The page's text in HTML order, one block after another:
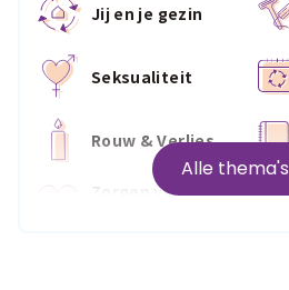
Jij en je gezin
Seksualiteit
Rouw & Verlies
Zorgen voor
Alle thema's